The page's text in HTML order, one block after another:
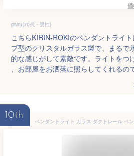
gairu(70代・男性)
こちらKIRIN-ROKIのペンダントライ
ブ型のクリスタルガラス製で、まるで
的な感じがして素敵です。ライトをつ
、お部屋をお洒落に照らしてくれるの
10th